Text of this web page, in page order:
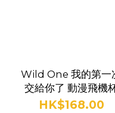
Wild One 我的第一
交給你了 動漫飛機
HK$168.00